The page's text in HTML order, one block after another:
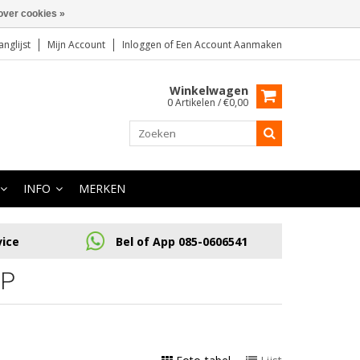
Mijn Account Inloggen of Een Account Aanmaken
Winkelwagen
0 Artikelen / €0,00
INFO MERKEN
Bel of App 085-0606541
cookies »